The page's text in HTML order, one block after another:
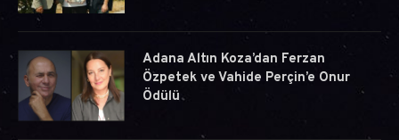
Adana Altın Koza’dan Ferzan
Özpetek ve Vahide Perçin’e Onur
Ödülü